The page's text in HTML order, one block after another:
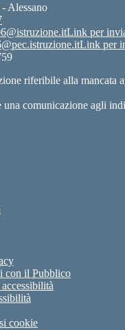
Alessano
Link per
Link per
riferibile alla mancata
una comunicazione agli
con il Pubblico
cookie